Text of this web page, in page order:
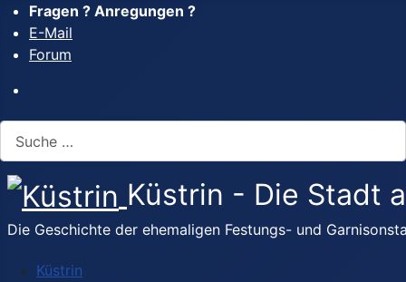
Fragen ? Anregungen ?
E-Mail
Forum
Küstrin - Die Stadt
Die Geschichte der ehemaligen Festungs- und
Küstrin